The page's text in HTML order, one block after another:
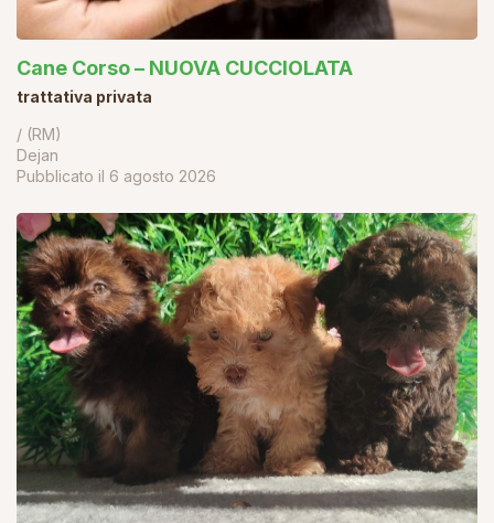
Cane Corso – NUOVA CUCCIOLATA
trattativa privata
/ (RM)
Dejan
Pubblicato il 6 agosto 2026